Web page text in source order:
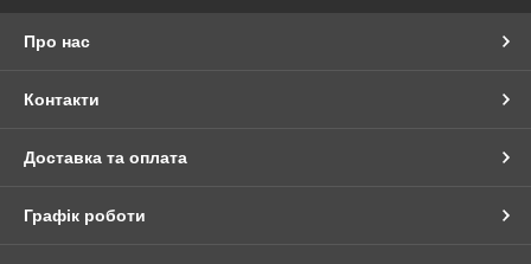
Про нас
Контакти
Доставка та оплата
Графік роботи